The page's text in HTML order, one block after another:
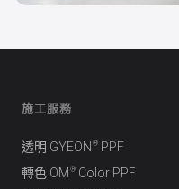
Porsche 911
施工服務
透明 GYEON ® PPF
轉色 OM ® Color PPF